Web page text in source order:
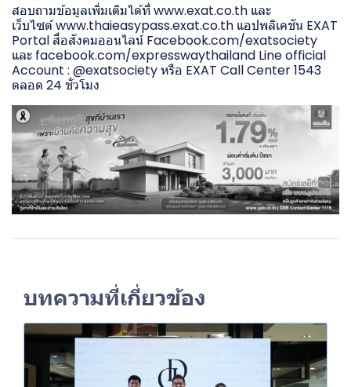
สอบถามข้อมูลเพิ่มเติมได้ที่www.exat.co.th และ
เว็บไซต์www.thaieasypass.exat.co.th แอปพลิเคชัน EXAT
Portal สื่อสังคมออนไลน์ Facebook.com/exatsociety
และ facebook.com/expresswaythailand Line official
Account : @exatsociety หรือ EXAT Call Center 1543
ตลอด 24 ชั่วโมง
บทความที่เกี่ยวข้อง